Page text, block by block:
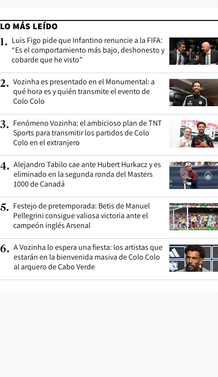
LO MÁS LEÍDO
1. Luis Figo pide que Infantino renuncie a la FIFA:
“Es el comportamiento más bajo, deshonesto y
cobarde que he visto”
2. Vozinha es presentado en el Monumental: a
qué hora es y quién transmite el evento de
Colo Colo
3. Fenómeno Vozinha: el ambicioso plan de TNT
Sports para transmitir los partidos de Colo
Colo en el extranjero
4. Alejandro Tabilo cae ante Hubert Hurkacz y es
eliminado en la segunda ronda del Masters
1000 de Canadá
5. Festejo de pretemporada: Betis de Manuel
Pellegrini consigue valiosa victoria ante el
campeón inglés Arsenal
6. A Vozinha lo espera una fiesta: los artistas que
estarán en la bienvenida masiva de Colo Colo
al arquero de Cabo Verde